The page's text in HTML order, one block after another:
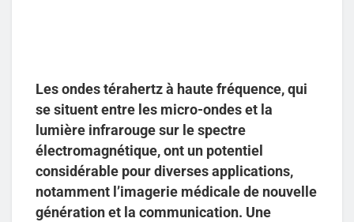
Les ondes térahertz à haute fréquence, qui
se situent entre les micro-ondes et la
lumière infrarouge sur le spectre
électromagnétique, ont un potentiel
considérable pour diverses applications,
notamment l’imagerie médicale de nouvelle
génération et la communication. Une